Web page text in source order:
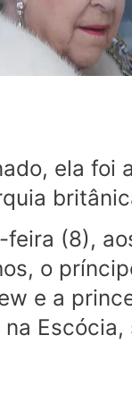
ela foi
(8),
o
e a